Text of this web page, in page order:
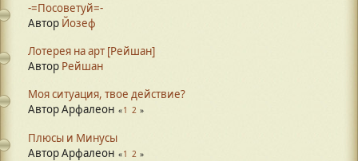
-=Посоветуй=-
Автор Йозеф
Лотерея на арт [Рейшан]
Автор Рейшан
Моя ситуация, твое действие?
Автор Арфалеон
1 2
Плюсы и Минусы
Автор Арфалеон
1 2